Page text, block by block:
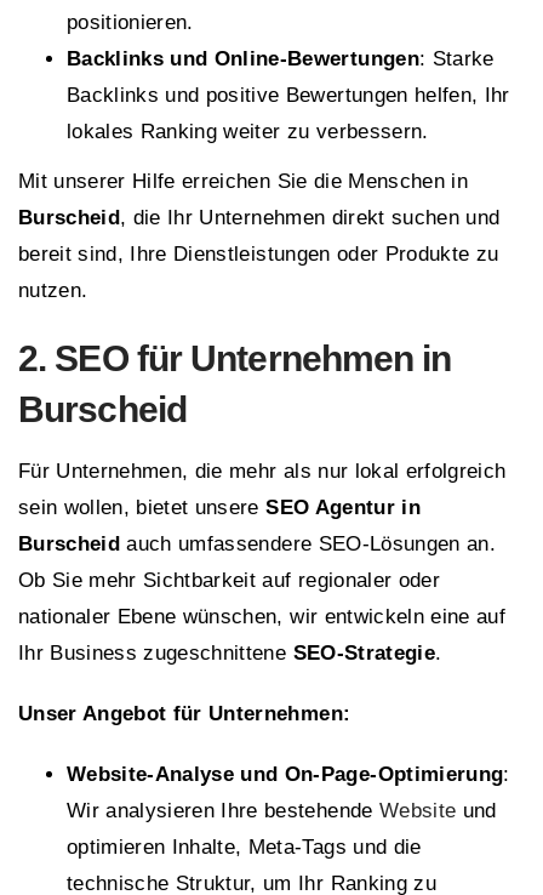
positionieren.
Backlinks und Online-Bewertungen: Starke
Backlinks und positive Bewertungen helfen, Ihr
lokales Ranking weiter zu verbessern.
Mit unserer Hilfe erreichen Sie die Menschen in
Burscheid , die Ihr Unternehmen direkt suchen und
bereit sind, Ihre Dienstleistungen oder Produkte zu
nutzen.
2. SEO für Unternehmen in
Burscheid
Für Unternehmen, die mehr als nur lokal erfolgreich
sein wollen, bietet unsereSEO Agentur in
Burscheid auch umfassendere SEO-Lösungen an.
Ob Sie mehr Sichtbarkeit auf regionaler oder
nationaler Ebene wünschen, wir entwickeln eine auf
Ihr Business zugeschnittene SEO-Strategie.
Unser Angebot für Unternehmen:
Website-Analyse und On-Page-Optimierung:
Wir analysieren Ihre bestehende Website und
optimieren Inhalte, Meta-Tags und die
technische Struktur, um Ihr Ranking zu